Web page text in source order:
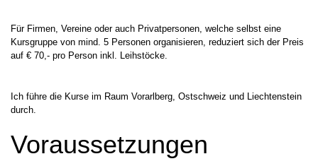
Für Firmen, Vereine oder auch Privatpersonen, welche selbst eine
Kursgruppe von mind. 5 Personen organisieren, reduziert sich der Preis
auf € 70,- pro Person inkl. Leihstöcke.
Ich führe die Kurse im Raum Vorarlberg, Ostschweiz und Liechtenstein
durch.
Voraussetzungen